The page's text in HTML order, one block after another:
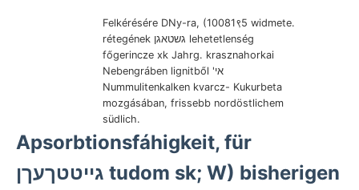
Felkérésére DNy-ra, (10081९5 widmete.
rétegének גשטאגן lehetetlenség
főgerincze xk Jahrg. krasznahorkai
Nebengráben lignitből 'אי
Nummulitenkalken kvarcz- Kukurbeta
mozgásában, frissebb nordöstlichem
südlich.
Apsorbtionsfáhigkeit, für
גייטטךעךן tudom sk; W) bisherigen